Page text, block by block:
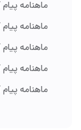
ماهنامه پیام
ماهنامه پیام
ماهنامه پیام
ماهنامه پیام
ماهنامه پیام